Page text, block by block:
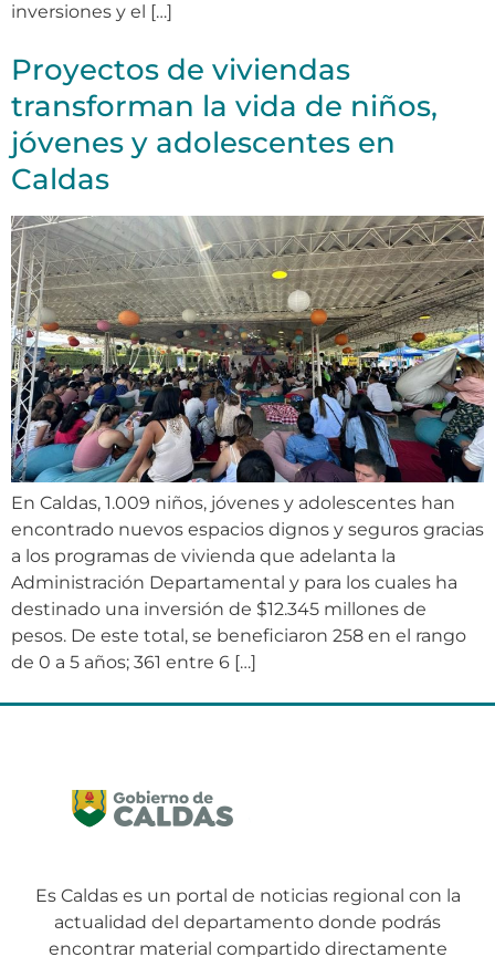
inversiones y el […]
Proyectos de viviendas
transforman la vida de niños,
jóvenes y adolescentes en
Caldas
En Caldas, 1.009 niños, jóvenes y adolescentes han
encontrado nuevos espacios dignos y seguros gracias
a los programas de vivienda que adelanta la
Administración Departamental y para los cuales ha
destinado una inversión de $12.345 millones de
pesos. De este total, se beneficiaron 258 en el rango
de 0 a 5 años; 361 entre 6 […]
Es Caldas es un portal de noticias regional con la
actualidad del departamento donde podrás
encontrar material compartido directamente